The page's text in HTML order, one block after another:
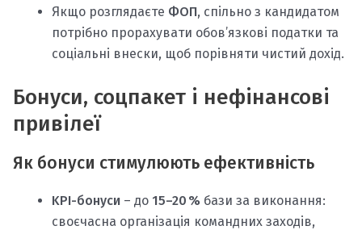
Якщо розглядаєте ФОП, спільно з кандидатом
потрібно прорахувати обов’язкові податки та
соціальні внески, щоб порівняти чистий дохід.
Бонуси, соцпакет і нефінансові
привілеї
Як бонуси стимулюють ефективність
KPI-бонуси – до 15–20 % бази за виконання:
своєчасна організація командних заходів,